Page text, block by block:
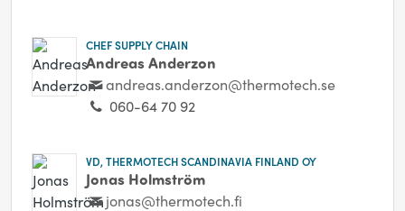
CHEF SUPPLY CHAIN
Andreas Anderzon
andreas.anderzon@thermotech.se
060-64 70 92
VD, THERMOTECH SCANDINAVIA FINLAND OY
Jonas Holmström
jonas@thermotech.fi